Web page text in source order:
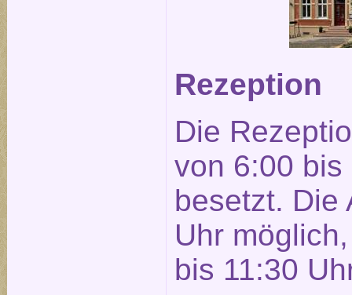
Rezeption
Die
von 6:00
besetzt. Die
Uhr
bis 11:30